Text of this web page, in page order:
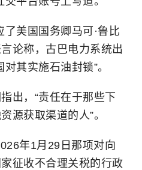
美国国务卿马可·鲁比
论称，古巴电力系统出
其实施石油封锁”。
出，“责任在于那些下
源获取渠道的人”。
年1月29日那项对向
征收不合理关税的行政